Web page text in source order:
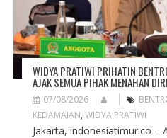
WIDYA PRATIWI PRIHATIN
AJAK SEMUA PIHAK MENAHAN
07/08/2026
KEDAMAIAN, WIDYA PRATIWI
Jakarta, indonesiatimur.co –